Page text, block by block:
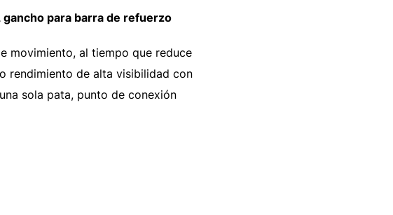
gancho para barra de refuerzo
movimiento, al tiempo que reduce
rendimiento de alta visibilidad con
sola pata, punto de conexión